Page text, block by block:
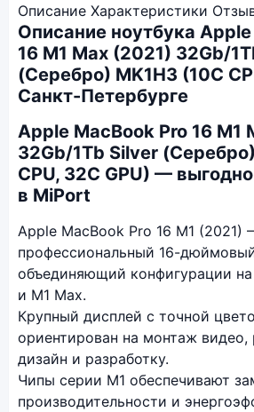
Описание Характеристики
Описание ноутбука
16 M1 Max (2021) 32Gb/
(Серебро) MK1H3 (10C
Санкт-Петербурге
Apple MacBook Pro 16 M1
32Gb/1Tb Silver
CPU, 32C GPU) —
в MiPort
Apple MacBook Pro 16 M1 (2021)
профессиональный 16-
объединяющий конфигурации на
и M1 Max.
Крупный дисплей с точной
ориентирован на монтаж видео,
дизайн и разработку.
Чипы серии M1 обеспечивают
производительности и